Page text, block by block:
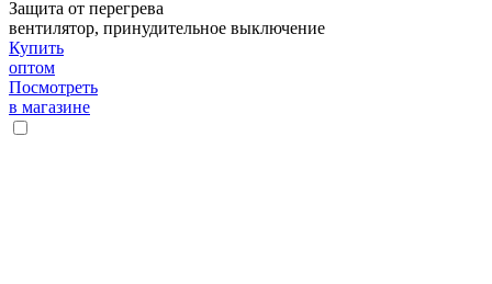
Защита от перегрева
вентилятор, принудительное выключение
Купить
оптом
Посмотреть
в магазине